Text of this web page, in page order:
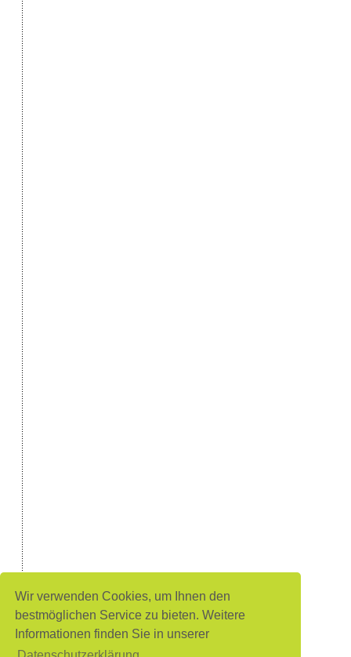
Wir verwenden Cookies, um Ihnen den
bestmöglichen Service zu bieten. Weitere
Informationen finden Sie in unserer